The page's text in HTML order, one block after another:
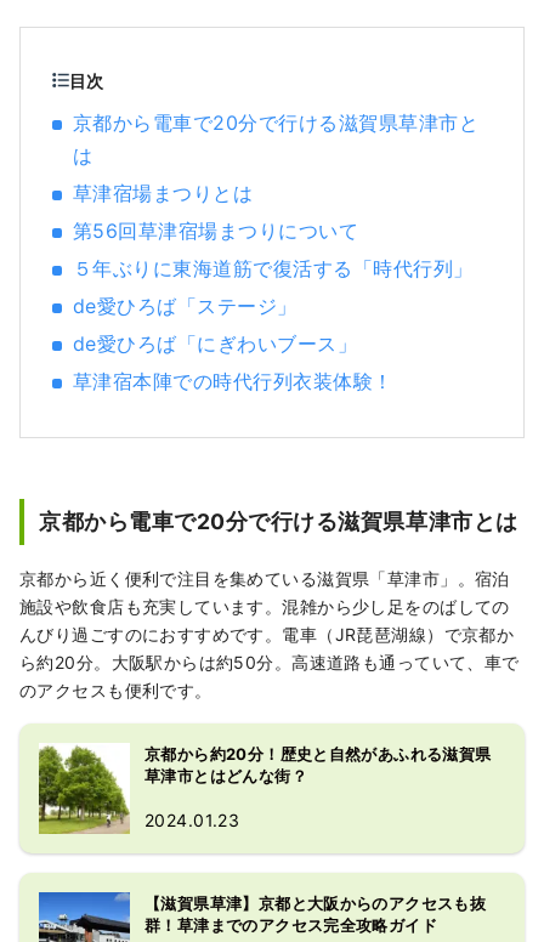
目次
京都から電車で20分で行ける滋賀県草津市と
は
草津宿場まつりとは
第56回草津宿場まつりについて
５年ぶりに東海道筋で復活する「時代行列」
de愛ひろば「ステージ」
de愛ひろば「にぎわいブース」
草津宿本陣での時代行列衣装体験！
京都から電車で20分で行ける滋賀県草津市とは
京都から近く便利で注目を集めている滋賀県「草津市」。宿泊
施設や飲食店も充実しています。混雑から少し足をのばしての
んびり過ごすのにおすすめです。電車（JR琵琶湖線）で京都か
ら約20分。大阪駅からは約50分。高速道路も通っていて、車で
のアクセスも便利です。
京都から約20分！歴史と自然があふれる滋賀県
草津市とはどんな街？
2024.01.23
【滋賀県草津】京都と大阪からのアクセスも抜
群！草津までのアクセス完全攻略ガイド